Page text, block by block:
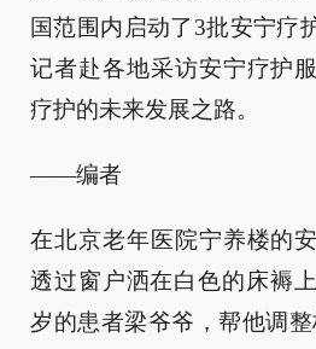
国范围内启动了3批安宁疗
记者赴各地采访安宁疗护
疗护的未来发展之路。
——编者
在北京老年医院宁养楼的
透过窗户洒在白色的床褥
岁的患者梁爷爷，帮他调